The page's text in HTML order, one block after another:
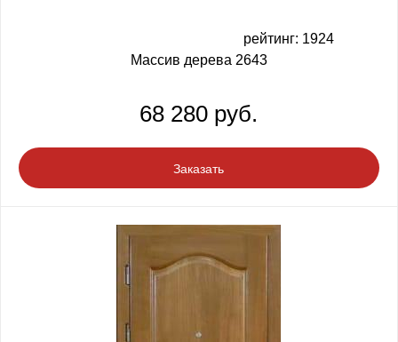
рейтинг: 1924
Массив дерева 2643
68 280 руб.
Заказать